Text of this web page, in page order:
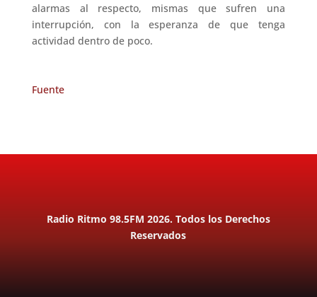
alarmas al respecto, mismas que sufren una
interrupción, con la esperanza de que tenga
actividad dentro de poco.
Fuente
Radio Ritmo 98.5FM 2026. Todos los Derechos
Reservados